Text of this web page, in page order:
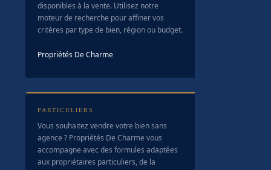
disponibles à la vente. Utilisez notre
moteur de recherche pour affiner vos
critères par type de bien, région ou budget.
Propriétés De Charme
PARTICULIERS
Vous souhaitez vendre votre bien sans
agence ? Propriétés De Charme vous
accompagne avec des formules adaptées
aux propriétaires particuliers, de la